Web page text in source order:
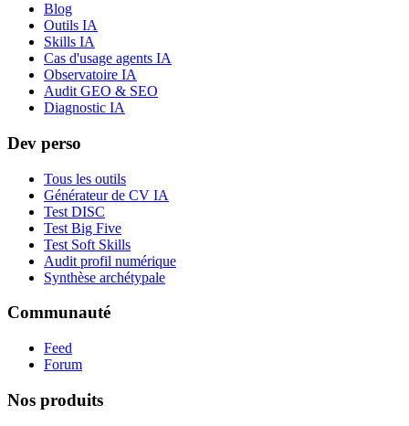
Blog
Outils IA
Skills IA
Cas d'usage agents IA
Observatoire IA
Audit GEO & SEO
Diagnostic IA
Dev perso
Tous les outils
Générateur de CV IA
Test DISC
Test Big Five
Test Soft Skills
Audit profil numérique
Synthèse archétypale
Communauté
Feed
Forum
Nos produits